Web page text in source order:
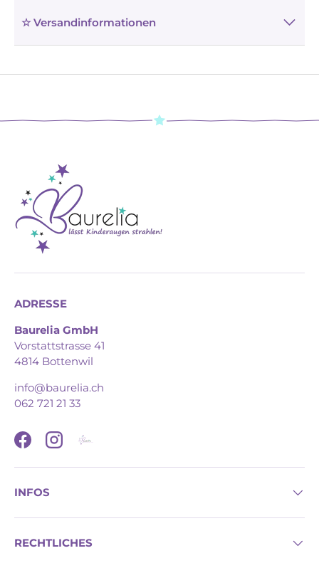
☆ Versandinformationen
ADRESSE
Baurelia GmbH
Vorstattstrasse 41
4814 Bottenwil
info@baurelia.ch
062 721 21 33
FacebookInstagram
INFOS
RECHTLICHES